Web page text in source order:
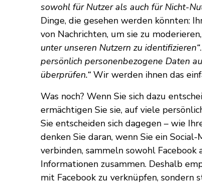
sowohl für Nutzer als auch für Nicht-
Dinge, die gesehen werden könnten:
von Nachrichten, um sie zu
unter unseren Nutzern zu identifizieren“
persönlich personenbezogene Daten
überprüfen.“ Wir werden ihnen das
Was noch? Wenn Sie sich dazu
ermächtigen Sie sie, auf viele
Sie entscheiden sich dagegen – wie
denken Sie daran, wenn Sie ein
verbinden, sammeln sowohl
Informationen zusammen. Deshalb
mit Facebook zu verknüpfen,